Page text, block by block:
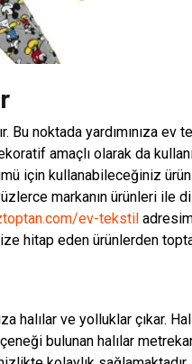
Bu noktada yardımınıza
amaçlı olarak da
için kullanabileceğiniz
markanın ürünleri ile
ev-tekstil
hitap eden ürünlerden
halılar ve yolluklar çıkar.
bulunan halılar